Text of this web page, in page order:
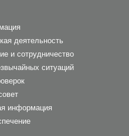
деятельность
и сотрудничество
ситуаций
информация